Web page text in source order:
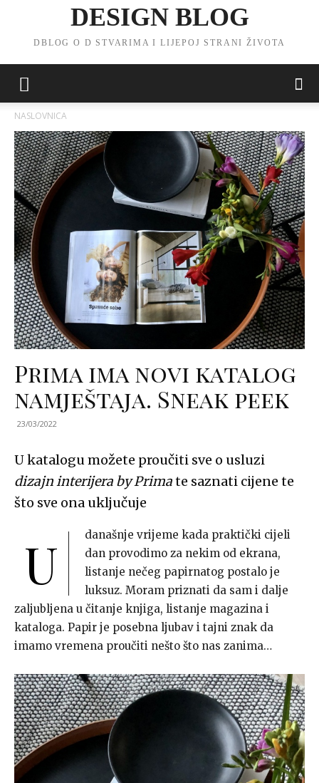
DESIGN BLOG
DBLOG O D STVARIMA I LIJEPOJ STRANI ŽIVOTA
NASLOVNICA
Prima ima novi katalog
namještaja. Sneak peek
23/03/2022
U katalogu možete proučiti sve o usluzi
dizajn interijera by Primate saznati cijene te
što sve ona uključuje
U
današnje vrijeme kada praktički cijeli
dan provodimo za nekim od ekrana,
listanje nečeg papirnatog postalo je
luksuz. Moram priznati da sam i dalje
zaljubljena u čitanje knjiga, listanje magazina i
kataloga. Papir je posebna ljubav i tajni znak da
imamo vremena proučiti nešto što nas zanima…